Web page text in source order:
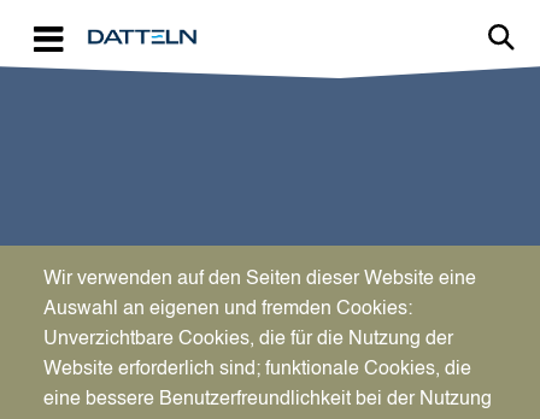
TRAUORTE
Heiraten in blumiger
Atmosphäre
Wir verwenden auf den Seiten dieser Website eine
Auswahl an eigenen und fremden Cookies:
Unverzichtbare Cookies, die für die Nutzung der
Website erforderlich sind; funktionale Cookies, die
eine bessere Benutzerfreundlichkeit bei der Nutzung